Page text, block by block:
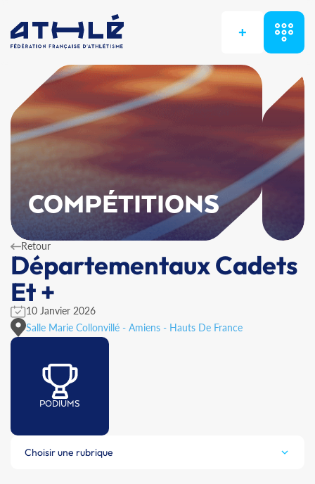
+
COMPÉTITIONS
Retour
Départementaux Cadets
Et +
10 Janvier 2026
Salle Marie Collonvillé - Amiens - Hauts De France
PODIUMS
Choisir une rubrique